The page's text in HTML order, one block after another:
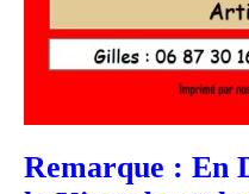
Remarque : En